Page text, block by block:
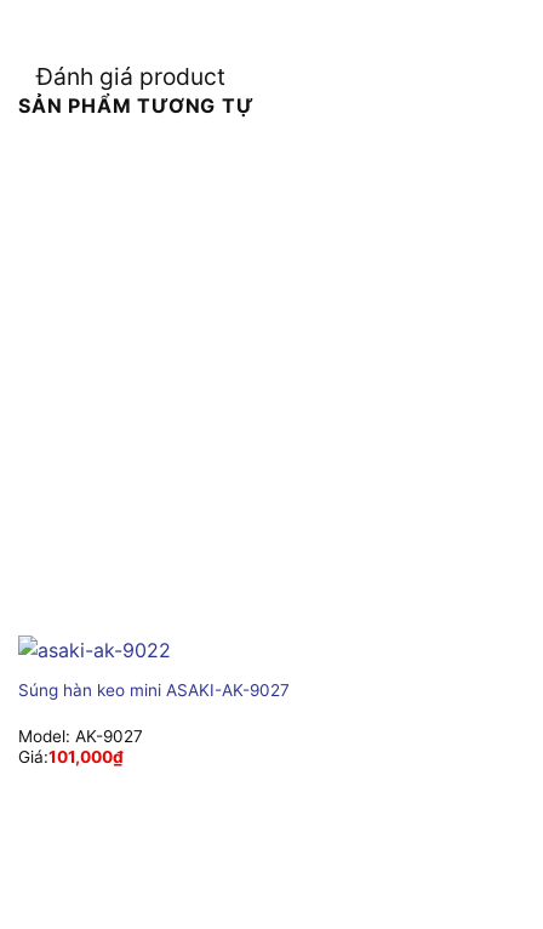
Đánh giá product
SẢN PHẨM TƯƠNG TỰ
Súng hàn keo mini ASAKI-AK-9027
Model: AK-9027
Giá:101,000₫